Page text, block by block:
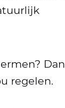
Dan
regelen.